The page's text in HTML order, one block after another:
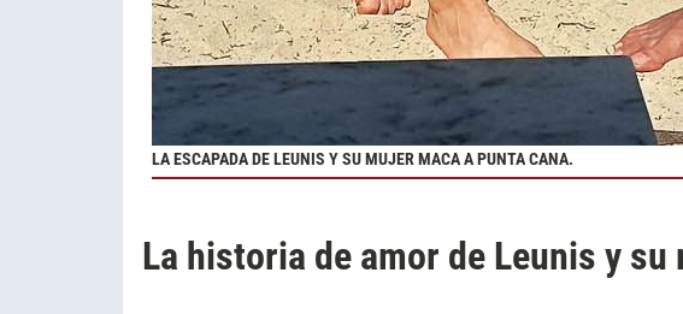
LA ESCAPADA DE LEUNIS Y SU MUJER MACA A PUNTA CANA.
La historia de amor de Leunis y su